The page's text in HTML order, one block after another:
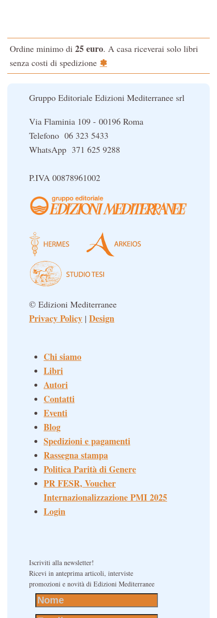
La Cabala
Il potere del serpente
Ordine minimo di 25 euro. A casa riceverai solo libri
senza costi di spedizione ✽
Gruppo Editoriale Edizioni Mediterranee srl
Via Flaminia 109 - 00196 Roma
Telefono 06 323 5433
WhatsApp 371 625 9288
P.IVA 00878961002
© Edizioni Mediterranee
Privacy Policy | Design
Chi siamo
Libri
Autori
Contatti
Eventi
Blog
Spedizioni e pagamenti
Rassegna stampa
Politica Parità di Genere
PR FESR, Voucher
Internazionalizzazione PMI 2025
Login
Iscriviti alla newsletter!
Ricevi in anteprima articoli, interviste
promozioni e novità di Edizioni Mediterranee